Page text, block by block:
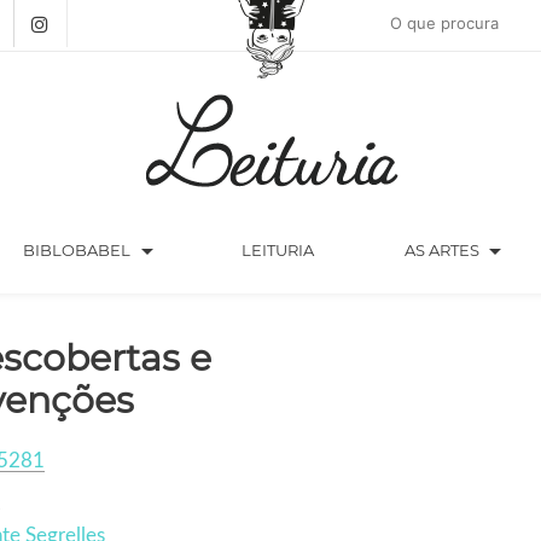
BIBLOBABEL arrow_drop_down LEITURIA AS ARTES arrow_drop_down
e
Segrelles